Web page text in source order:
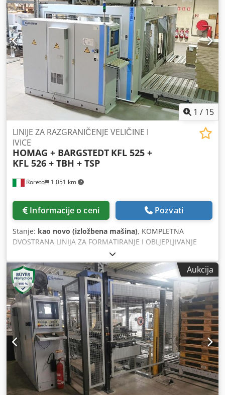
HOMAG model KFL526/9/A3/25 D) PROMET
(POPREČNO/LONGITUDINALNO), "HOMAG" TDL 510/25/12
E) DVOSTRANA STANICA ZA SLAGANJE (sa 2 istovarne
stanice) BARGSTEDT TSH 270/D/25/12 Dkjdsrnrrbopfx
Aagor With LINE CONTROL - WOODLINE CONTROL PC52
1 / 15
Roreto 1.051 km
LINIJE ZA RAZGRANIČENJE VELIČINE I
IVICE
HOMAG + BARGSTEDT KFL 525 +
KFL 526 + TBH + TSP
Informacije o ceni Pozvati
Stanje: kao novo (izložbena mašina), KOMPLETNA
DVOSTRANA LINIJA ZA FORMATIRANJE I OBLJEPLJIVANJE
IVICA. Linija se sastoji od sledećih mašina: Dsdpfewxvdcjx
Aagjkr O06027A) Stacija za ubacivanje sa dvostrukom
stanicom za prihvat „BARGSTEDT“ Mod. TBH 250/D/25/12
O06027B) 1. dvostrana mašina za formatiranje i
oblepljivanje ivica „HOMAG“ Mod. KFL 525/6/A3/15
O06027C) L-oblikovana povezna valjkasta traka „HOMAG“
Mod. TWL 310/25/12 O06027D) 2. dvostrana mašina za
formatiranje i oblepljivanje ivica „HOMAG“ Mod. KFL
526/9/A3/25 O06027E) Povezna valjkasta traka „HOMAG“
Mod. TBL 100/25/25 O06027F) Povezni transfer (na šinama)
„HOMAG“ Mod. TWL 120/30/02 SS O06027G) Povezni
transfer (na šinama) „HOMAG“ Mod. TWL 120/34/02 S
O06027H) Stanica za istovar sa dvostrukom stanicom za
skladištenje „BARGSTEDT“ Mod. TSP 410/D/25/12
Aukcija